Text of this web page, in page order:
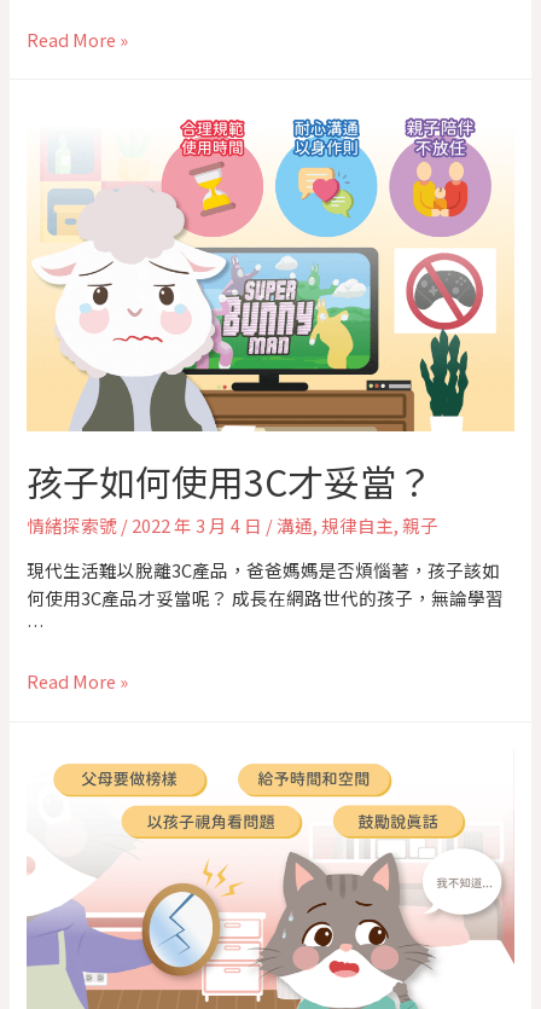
Read More »
孩子如何使用3C才妥當？
情緒探索號/2022 年 3 月 4 日 /溝通,規律自主,親子
現代生活難以脫離3C產品，爸爸媽媽是否煩惱著，孩子該如
何使用3C產品才妥當呢？ 成長在網路世代的孩子，無論學習
…
Read More »